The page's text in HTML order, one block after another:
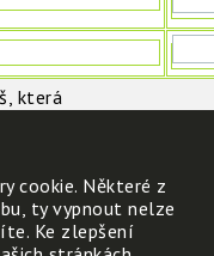
která
cookie. Některé z
ty vypnout nelze
Ke zlepšení